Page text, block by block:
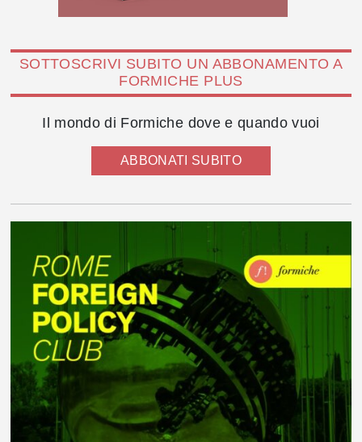
SOTTOSCRIVI SUBITO UN ABBONAMENTO A
FORMICHE PLUS
Il mondo di Formiche dove e quando vuoi
ABBONATI SUBITO